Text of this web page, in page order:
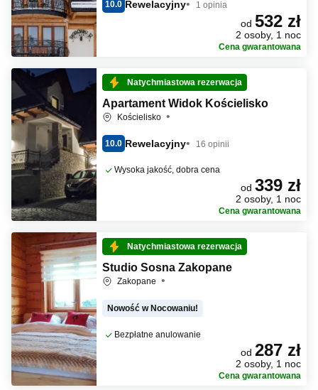
10.0 Rewelacyjny 1 opinia
od 532 zł
2 osoby, 1 noc
Cena gwarantowana
Natychmiastowa rezerwacja
Apartament Widok Kościelisko
Kościelisko
10.0 Rewelacyjny 16 opinii
Wysoka jakość, dobra cena
od 339 zł
2 osoby, 1 noc
Cena gwarantowana
Natychmiastowa rezerwacja
Studio Sosna Zakopane
Zakopane
Nowość w Nocowaniu!
Bezpłatne anulowanie
od 287 zł
2 osoby, 1 noc
Cena gwarantowana